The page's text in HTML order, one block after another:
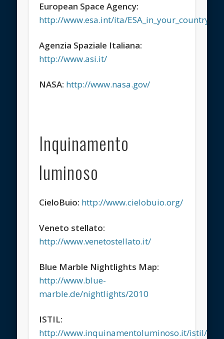
European Space Agency:
http://www.esa.int/ita/ESA_in_your_country/
Agenzia Spaziale Italiana:
http://www.asi.it/
NASA: http://www.nasa.gov/
Inquinamento
luminoso
CieloBuio: http://www.cielobuio.org/
Veneto stellato:
http://www.venetostellato.it/
Blue Marble Nightlights Map:
http://www.blue-
marble.de/nightlights/2010
ISTIL:
http://www.inquinamentoluminoso.it/istil/